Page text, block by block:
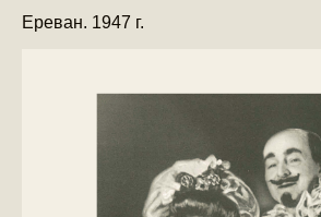
Ереван. 1947 г.